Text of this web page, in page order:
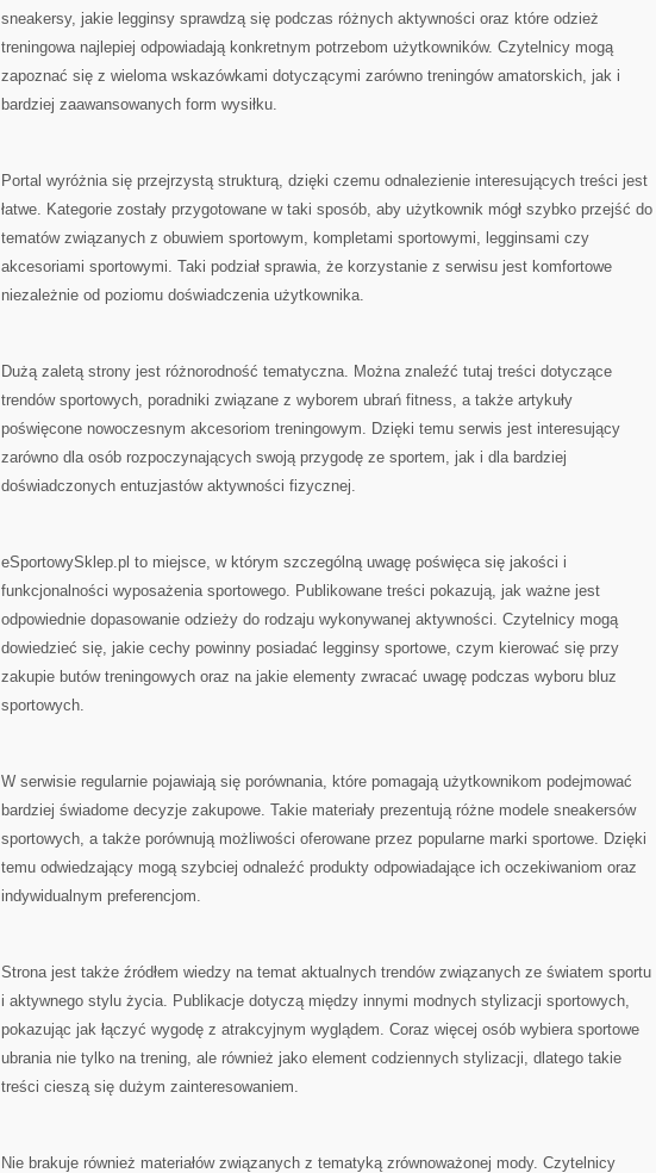
sneakersy, jakie legginsy sprawdzą się podczas różnych aktywności oraz które odzież
treningowa najlepiej odpowiadają konkretnym potrzebom użytkowników. Czytelnicy mogą
zapoznać się z wieloma wskazówkami dotyczącymi zarówno treningów amatorskich, jak i
bardziej zaawansowanych form wysiłku.
Portal wyróżnia się przejrzystą strukturą, dzięki czemu odnalezienie interesujących treści jest
łatwe. Kategorie zostały przygotowane w taki sposób, aby użytkownik mógł szybko przejść do
tematów związanych z obuwiem sportowym, kompletami sportowymi, legginsami czy
akcesoriami sportowymi. Taki podział sprawia, że korzystanie z serwisu jest komfortowe
niezależnie od poziomu doświadczenia użytkownika.
Dużą zaletą strony jest różnorodność tematyczna. Można znaleźć tutaj treści dotyczące
trendów sportowych, poradniki związane z wyborem ubrań fitness, a także artykuły
poświęcone nowoczesnym akcesoriom treningowym. Dzięki temu serwis jest interesujący
zarówno dla osób rozpoczynających swoją przygodę ze sportem, jak i dla bardziej
doświadczonych entuzjastów aktywności fizycznej.
eSportowySklep.pl to miejsce, w którym szczególną uwagę poświęca się jakości i
funkcjonalności wyposażenia sportowego. Publikowane treści pokazują, jak ważne jest
odpowiednie dopasowanie odzieży do rodzaju wykonywanej aktywności. Czytelnicy mogą
dowiedzieć się, jakie cechy powinny posiadać legginsy sportowe, czym kierować się przy
zakupie butów treningowych oraz na jakie elementy zwracać uwagę podczas wyboru bluz
sportowych.
W serwisie regularnie pojawiają się porównania, które pomagają użytkownikom podejmować
bardziej świadome decyzje zakupowe. Takie materiały prezentują różne modele sneakersów
sportowych, a także porównują możliwości oferowane przez popularne marki sportowe. Dzięki
temu odwiedzający mogą szybciej odnaleźć produkty odpowiadające ich oczekiwaniom oraz
indywidualnym preferencjom.
Strona jest także źródłem wiedzy na temat aktualnych trendów związanych ze światem sportu
i aktywnego stylu życia. Publikacje dotyczą między innymi modnych stylizacji sportowych,
pokazując jak łączyć wygodę z atrakcyjnym wyglądem. Coraz więcej osób wybiera sportowe
ubrania nie tylko na trening, ale również jako element codziennych stylizacji, dlatego takie
treści cieszą się dużym zainteresowaniem.
Nie brakuje również materiałów związanych z tematyką zrównoważonej mody. Czytelnicy